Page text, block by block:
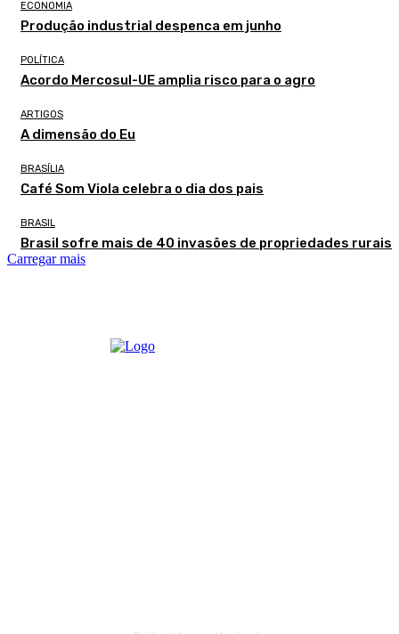
ECONOMIA
Produção industrial despenca em junho
POLÍTICA
Acordo Mercosul-UE amplia risco para o agro
ARTIGOS
A dimensão do Eu
BRASÍLIA
Café Som Viola celebra o dia dos pais
BRASIL
Brasil sofre mais de 40 invasões de propriedades rurais
Carregar mais